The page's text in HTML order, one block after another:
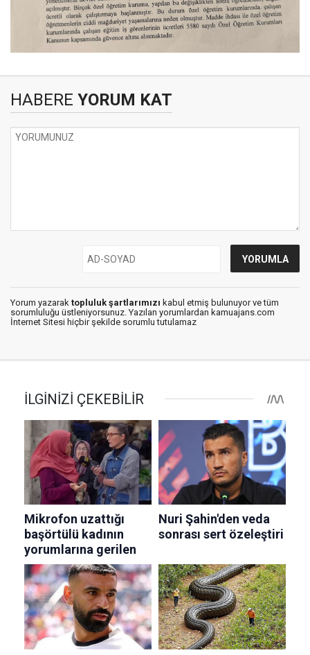
HABERE YORUM KAT
Yorum yazarak topluluk şartlarımızı kabul etmiş bulunuyor ve tüm
sorumluluğu üstleniyorsunuz. Yazılan yorumlardan kamuajans.com
İnternet Sitesi hiçbir şekilde sorumlu tutulamaz